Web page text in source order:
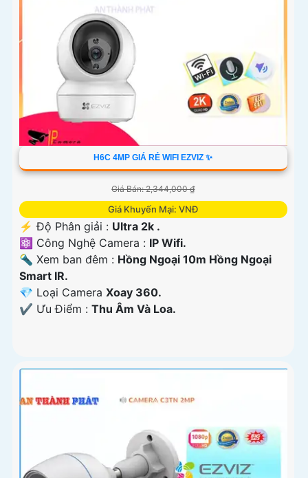
H6C 4MP GIÁ RẺ WIFI EZVIZ ✨
Giá Bán: 2,344,000 ₫
Giá Khuyến Mại: VNĐ
️⚡ Độ Phân giải : Ultra 2k .
⚛️ Công Nghệ Camera : IP Wifi.
🔦 Xem ban đêm : Hồng Ngoại 10m Hồng Ngoại
Smart IR.
💎 Loại Camera Xoay 360.
️✔️ Ưu Điểm : Thu Âm Và Loa.